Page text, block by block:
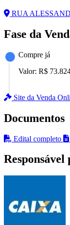
RUA
Fase da
Compre já
Valor: R$
Site da Venda
Documentos
Edital completo